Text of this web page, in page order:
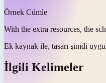
Örnek Cümle
With the extra resources, the
Ek kaynak ile, tasarı şimdi
İlgili Kelimeler